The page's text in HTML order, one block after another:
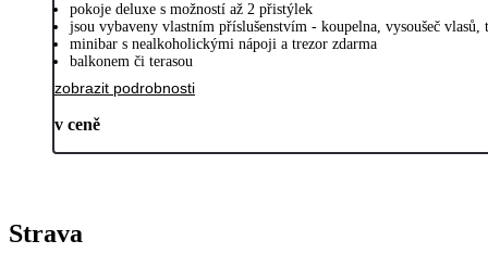
pokoje deluxe s možností až 2 přistýlek
jsou vybaveny vlastním příslušenstvím - koupelna, vysoušeč
minibar s nealkoholickými nápoji a trezor zdarma
balkonem či terasou
zobrazit podrobnosti
v ceně
Strava